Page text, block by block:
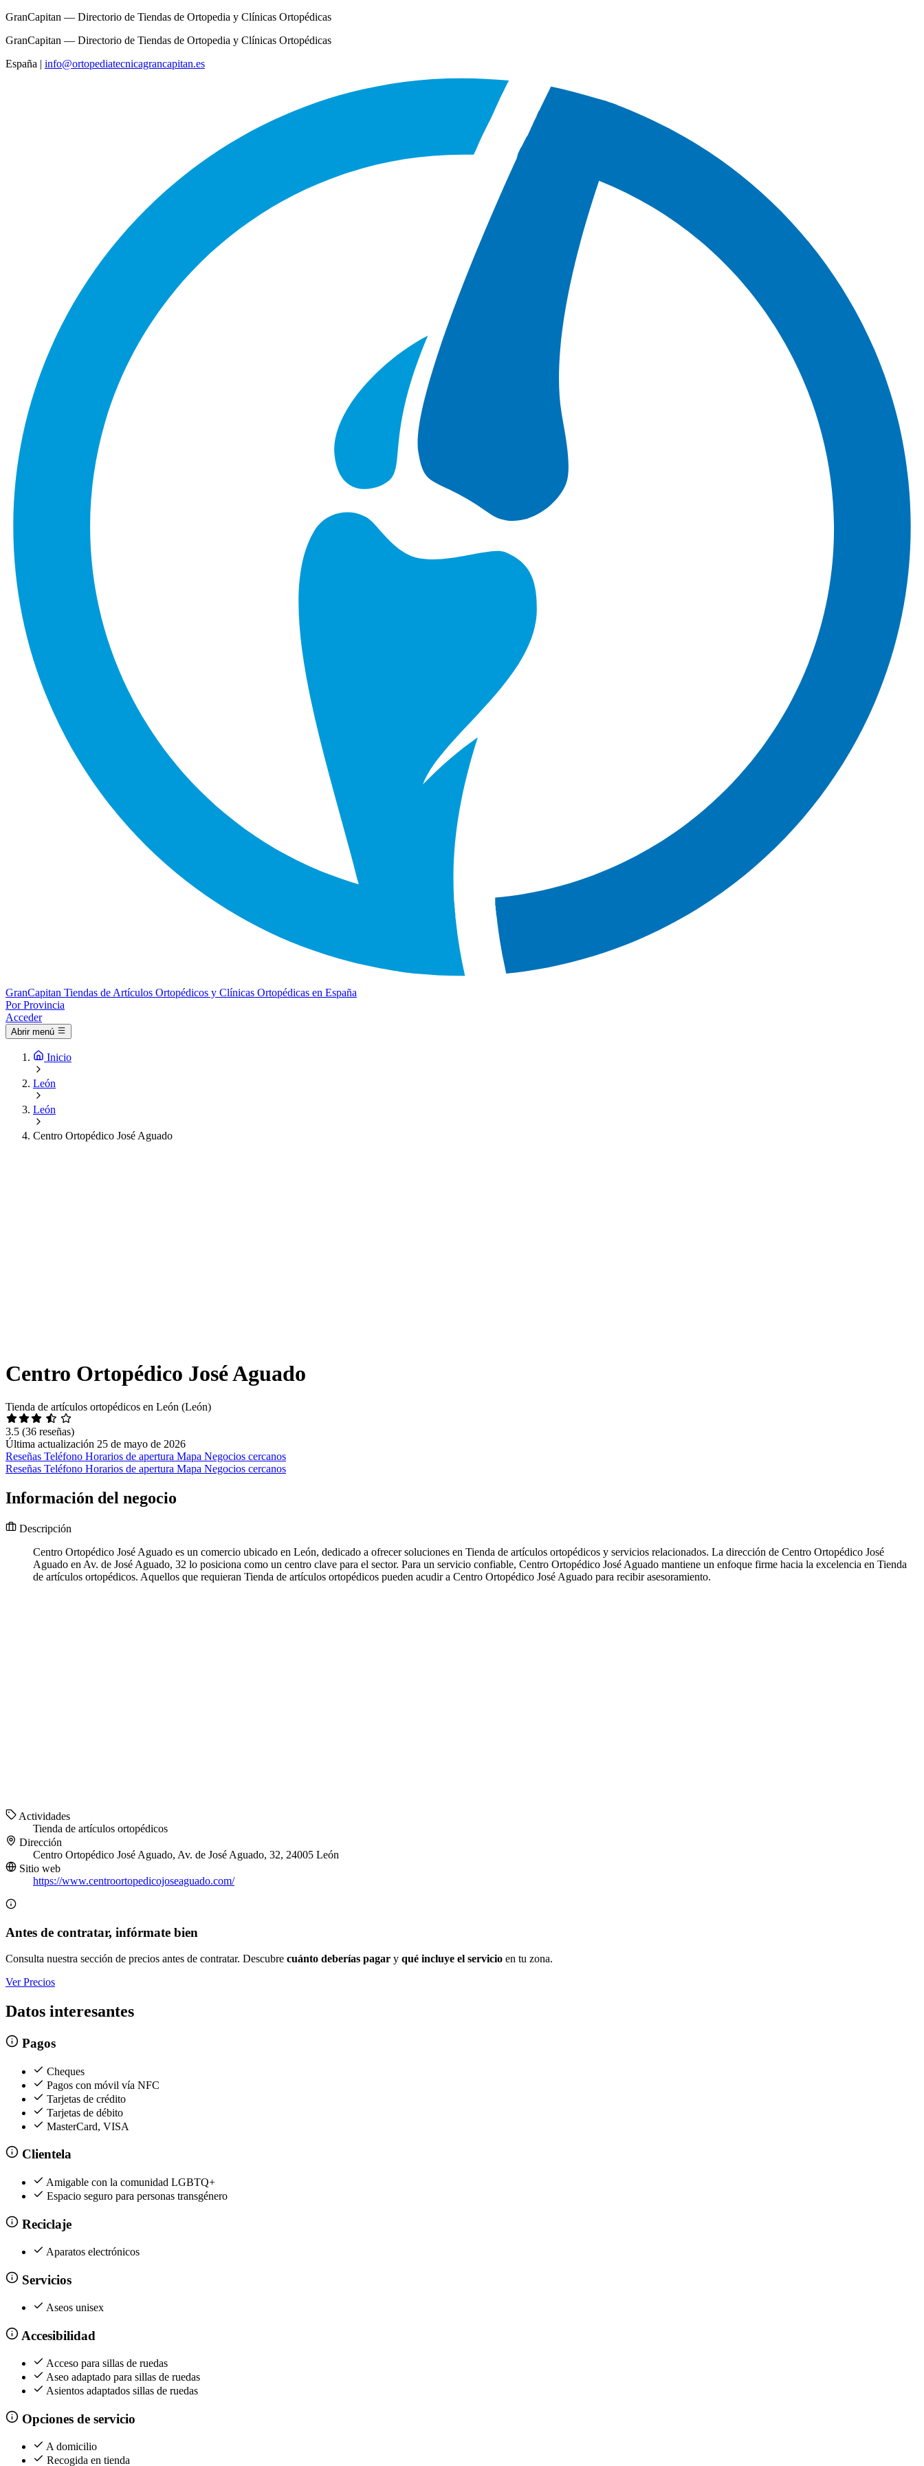
GranCapitan — Directorio de Tiendas de Ortopedia y Clínicas Ortopédicas
GranCapitan — Directorio de Tiendas de Ortopedia y Clínicas Ortopédicas
España | info@ortopediatecnicagrancapitan.es
GranCapitan Tiendas de Artículos Ortopédicos y Clínicas Ortopédicas en España
Por Provincia
Acceder
Abrir menú
Inicio
León
León
Centro Ortopédico José Aguado
Centro Ortopédico José Aguado
Tienda de artículos ortopédicos en León (León)
3.5 (36 reseñas)
Última actualización 25 de mayo de 2026
Reseñas Teléfono Horarios de apertura Mapa Negocios cercanos
Reseñas Teléfono Horarios de apertura Mapa Negocios cercanos
Información del negocio
Descripción
Centro Ortopédico José Aguado es un comercio ubicado en León, dedicado a ofrecer soluciones en Tienda de artículos ortopédicos y servicios relacionados. La dirección de Centro Ortopédico José
Aguado en Av. de José Aguado, 32 lo posiciona como un centro clave para el sector. Para un servicio confiable, Centro Ortopédico José Aguado mantiene un enfoque firme hacia la excelencia en Tienda
de artículos ortopédicos. Aquellos que requieran Tienda de artículos ortopédicos pueden acudir a Centro Ortopédico José Aguado para recibir asesoramiento.
Actividades
Tienda de artículos ortopédicos
Dirección
Centro Ortopédico José Aguado, Av. de José Aguado, 32, 24005 León
Sitio web
https://www.centroortopedicojoseaguado.com/
Antes de contratar, infórmate bien
Consulta nuestra sección de precios antes de contratar. Descubre cuánto deberías pagar y qué incluye el servicio en tu zona.
Ver Precios
Datos interesantes
Pagos
Cheques
Pagos con móvil vía NFC
Tarjetas de crédito
Tarjetas de débito
MasterCard, VISA
Clientela
Amigable con la comunidad LGBTQ+
Espacio seguro para personas transgénero
Reciclaje
Aparatos electrónicos
Servicios
Aseos unisex
Accesibilidad
Acceso para sillas de ruedas
Aseo adaptado para sillas de ruedas
Asientos adaptados sillas de ruedas
Opciones de servicio
A domicilio
Recogida en tienda